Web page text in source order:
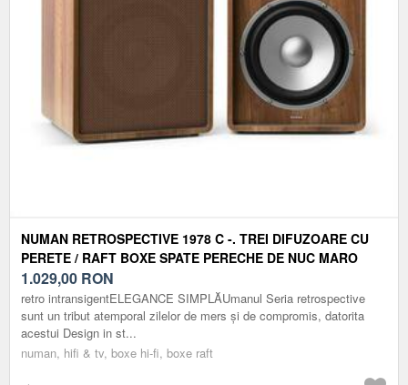
NUMAN RETROSPECTIVE 1978 C -. TREI DIFUZOARE CU
PERETE / RAFT BOXE SPATE PERECHE DE NUC MARO
CAPAC INCL
1.029,00 RON
retro intransigentELEGANCE SIMPLĂUmanul Seria retrospective
sunt un tribut atemporal zilelor de mers și de compromis, datorita
acestui Design in st...
numan, hifi & tv, boxe hi-fi, boxe raft